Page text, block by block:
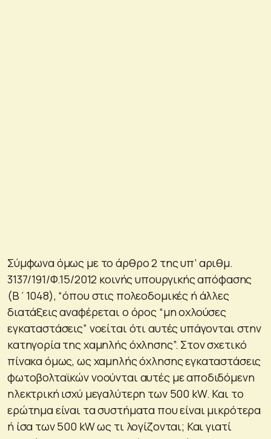
Σύμφωνα όμως με το άρθρο 2 της υπ’ αριθμ.
3137/191/Φ.15/2012 κοινής υπουργικής απόφασης
(Β΄1048), “όπου στις πολεοδομικές ή άλλες
διατάξεις αναφέρεται ο όρος “μη οχλούσες
εγκαταστάσεις” νοείται ότι αυτές υπάγονται στην
κατηγορία της χαμηλής όχλησης”. Στον σχετικό
πίνακα όμως, ως χαμηλής όχλησης εγκαταστάσεις
φωτοβολταϊκών νοούνται αυτές με αποδιδόμενη
ηλεκτρική ισχύ μεγαλύτερη των 500 kW. Και το
ερώτημα είναι τα συστήματα που είναι μικρότερα
ή ίσα των 500 kW ως τι λογίζονται; Και γιατί